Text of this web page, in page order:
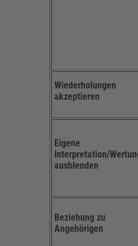
Wiederholungen
akzeptieren
Eigene
Interpretation/
ausblenden
Beziehung zu
Angehörigen